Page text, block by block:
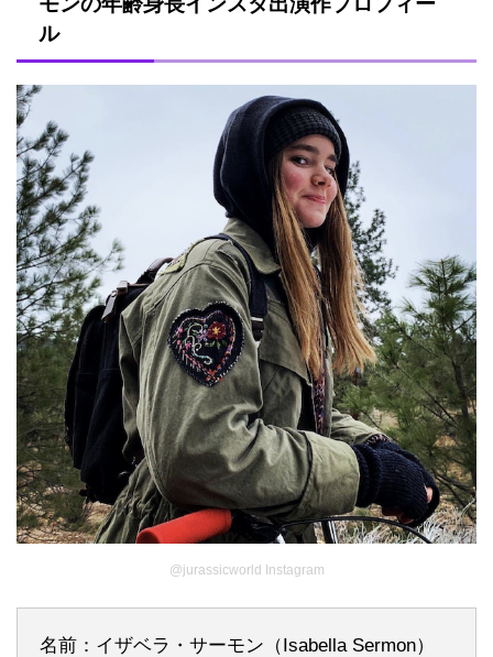
ル
@jurassicworld Instagram
名前：イザベラ・サーモン（Isabella Sermon）